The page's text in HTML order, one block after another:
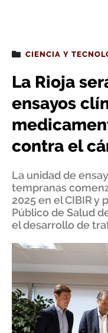
CIENCIA Y
La Rioja
ensayos
contra el
La unidad de
tempranas
2025 en el CIBIR y
Público de Salud
el desarrollo de